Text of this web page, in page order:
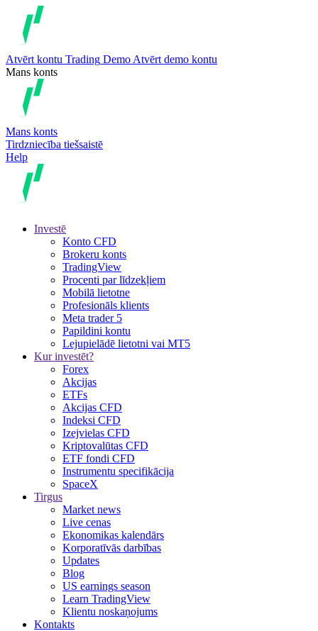
Atvērt kontu Trading Demo Atvērt demo kontu
Mans konts
Mans konts
Tirdzniecība tiešsaistē
Help
Investē
Konto CFD
Brokeru konts
TradingView
Procenti par līdzekļiem
Mobilā lietotne
Profesionāls klients
Meta trader 5
Papildini kontu
Lejupielādē lietotni vai MT5
Kur investēt?
Forex
Akcijas
ETFs
Akcijas CFD
Indeksi CFD
Izejvielas CFD
Kriptovalūtas CFD
ETF fondi CFD
Instrumentu specifikācija
SpaceX
Tirgus
Market news
Live cenas
Ekonomikas kalendārs
Korporatīvās darbības
Updates
Blog
US earnings season
Learn TradingView
Klientu noskaņojums
Kontakts